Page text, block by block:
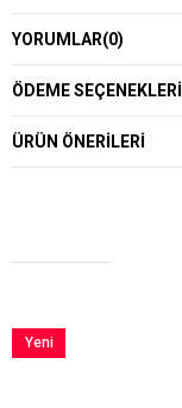
YORUMLAR(0)
ÖDEME SEÇENEKLERI
ÜRÜN ÖNERILERI